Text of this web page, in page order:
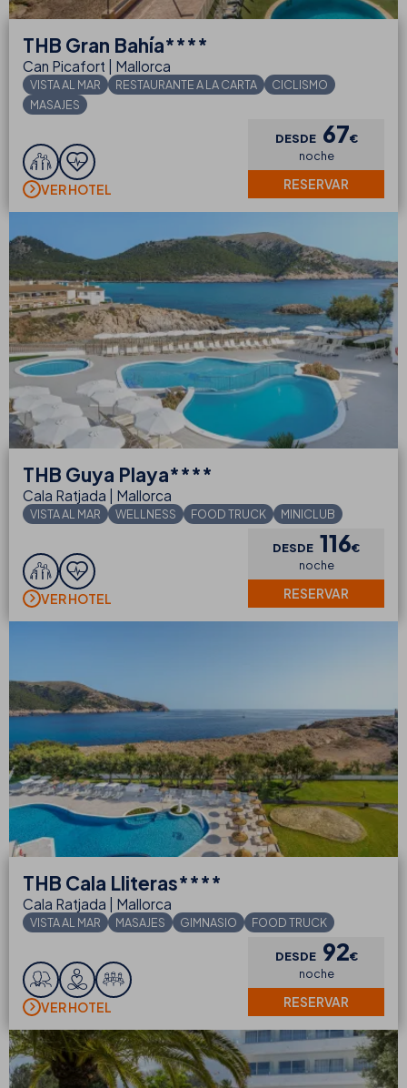
THB Gran Bahía****
Can Picafort | Mallorca
VISTA AL MAR RESTAURANTE A LA CARTA
CICLISMO
MASAJES
VER HOTEL
DESDE 67€
noche
RESERVAR
THB Guya Playa****
Cala Ratjada | Mallorca
VISTA AL MAR WELLNESS FOOD TRUCK MINICLUB
VER HOTEL
DESDE 116€
noche
RESERVAR
THB Cala Lliteras****
Cala Ratjada | Mallorca
VISTA AL MAR MASAJES GIMNASIO FOOD TRUCK
VER HOTEL
DESDE 92€
noche
RESERVAR